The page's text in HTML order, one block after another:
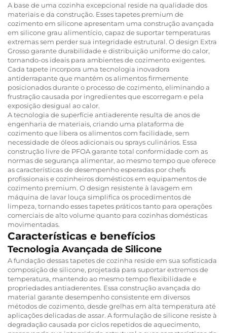
A base de uma cozinha excepcional reside na qualidade dos
materiais e da construção. Esses tapetes premium de
cozimento em silicone apresentam uma construção avançada
em silicone grau alimentício, capaz de suportar temperaturas
extremas sem perder sua integridade estrutural. Odesign Extra
Grossogarante durabilidade e distribuição uniforme do calor,
tornando-os ideais para ambientes de cozimento exigentes.
Cada tapete incorpora uma tecnologia inovadora
antiderrapante que mantém os alimentos firmemente
posicionados durante o processo de cozimento, eliminando a
frustração causada por ingredientes que escorregam e pela
exposição desigual ao calor.
A tecnologia de superfície antiaderente resulta de anos de
engenharia de materiais, criando uma plataforma de
cozimento que libera os alimentos com facilidade, sem
necessidade de óleos adicionais ou sprays culinários. Essa
construção livre de PFOA garante total conformidade com as
normas de segurança alimentar, ao mesmo tempo que oferece
as características de desempenho esperadas por chefs
profissionais e cozinheiros domésticos em equipamentos de
cozimento premium. O design resistente à lavagem em
máquina de lavar louça simplifica os procedimentos de
limpeza, tornando esses tapetes práticos tanto para operações
comerciais de alto volume quanto para cozinhas domésticas
movimentadas.
Características e benefícios
Tecnologia Avançada de Silicone
A fundação dessas tapetes de cozinha reside em sua sofisticada
composição de silicone, projetada para suportar extremos de
temperatura, mantendo ao mesmo tempo flexibilidade e
propriedades antiaderentes. Essa construção avançada do
material garante desempenho consistente em diversos
métodos de cozimento, desde grelhas em alta temperatura até
aplicações delicadas de assar. A formulação de silicone resiste à
degradação causada por ciclos repetidos de aquecimento,